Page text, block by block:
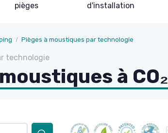
pièges
d'installation
Pièges à moustiques par technologie
technologie
à CO₂